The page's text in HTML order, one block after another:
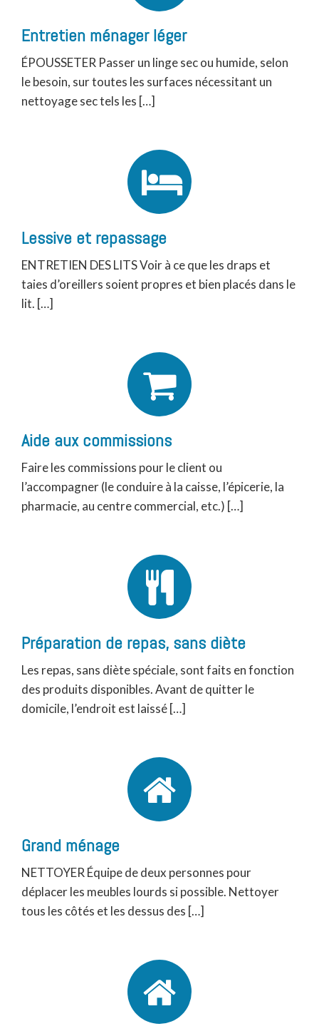
Entretien ménager léger
ÉPOUSSETER Passer un linge sec ou humide, selon
le besoin, sur toutes les surfaces nécessitant un
nettoyage sec tels les […]
Lessive et repassage
ENTRETIEN DES LITS Voir à ce que les draps et
taies d’oreillers soient propres et bien placés dans le
lit. […]
Aide aux commissions
Faire les commissions pour le client ou
l’accompagner (le conduire à la caisse, l’épicerie, la
pharmacie, au centre commercial, etc.) […]
Préparation de repas, sans diète
Les repas, sans diète spéciale, sont faits en fonction
des produits disponibles. Avant de quitter le
domicile, l’endroit est laissé […]
Grand ménage
NETTOYER Équipe de deux personnes pour
déplacer les meubles lourds si possible. Nettoyer
tous les côtés et les dessus des […]